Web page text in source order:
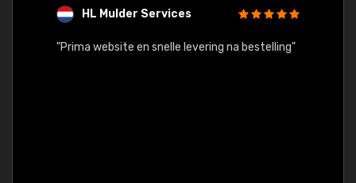
HL Mulder Services
"Prima website en snelle levering na bestelling"